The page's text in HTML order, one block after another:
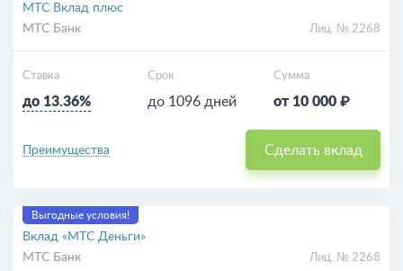
МТС Вклад плюс
МТС Банк
Лиц. № 2268
Ставка
до 13.36%
Срок
до 1096 дней
Сумма
от 10 000 ₽
Преимущества Сделать вклад
Выгодные условия!
Вклад «МТС Деньги»
МТС Банк
Лиц. № 2268